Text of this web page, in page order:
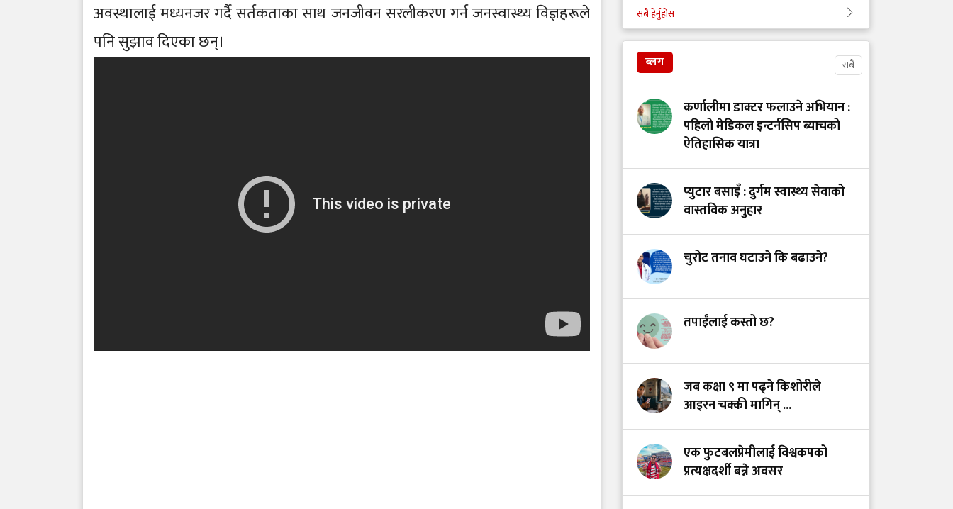
अवस्थालाई मध्यनजर गर्दै सर्तकताका साथ जनजीवन सरलीकरण गर्न जनस्वास्थ्य विज्ञहरूले
पनि सुझाव दिएका छन्।
खाद्य स्वच्छता र गुणस्तर
नियमन: मन्त्रालय परिवर्तन
स्तनपानमैत्री कार्यस्थल
बनाऔँ
अस्तित्वको खोजीमा
नर्सिङ पेसा: साधना
देशको, सम्मान कहिले?
हामी भवन बनाउँदैछौँ कि
स्वास्थ्य प्रणाली?
भयरहित 'जीवनरक्षक',
सुरक्षित अस्पताल:
स्वास्थ्यकर्मी सुरक्षा ऐनमा
कडा परिमार्जनको
सबै हेर्नुहोस
ब्लग सबै
कर्णालीमा डाक्टर फलाउने अभियान :
पहिलो मेडिकल इन्टर्नसिप ब्याचको
ऐतिहासिक यात्रा
प्युटार बसाइँ : दुर्गम स्वास्थ्य सेवाको
वास्तविक अनुहार
चुरोट तनाव घटाउने कि बढाउने?
तपाईंलाई कस्तो छ?
जब कक्षा ९ मा पढ्ने किशोरीले
आइरन चक्की मागिन् ...
एक फुटबलप्रेमीलाई विश्वकपको
प्रत्यक्षदर्शी बन्ने अवसर